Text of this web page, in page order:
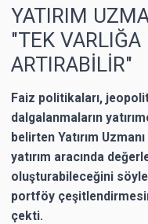
YATIRIM
"TEK
ARTIRABİLİR"
Faiz politikaları,
dalgalanmaların
belirten Yatırım
yatırım aracında
oluşturabileceğini
portföy
çekti.